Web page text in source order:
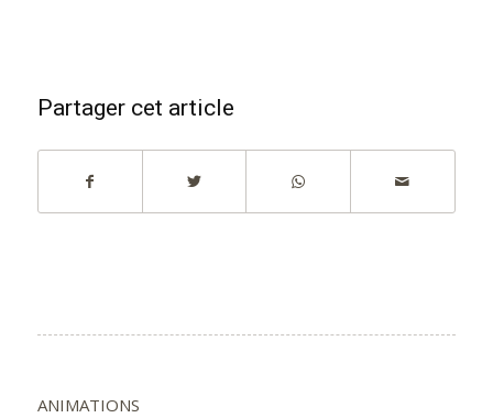
Partager cet article
ANIMATIONS